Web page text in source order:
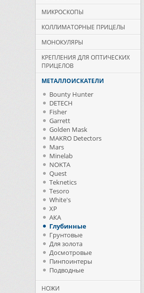
МИКРОСКОПЫ
КОЛЛИМАТОРНЫЕ ПРИЦЕЛЫ
МОНОКУЛЯРЫ
КРЕПЛЕНИЯ ДЛЯ ОПТИЧЕСКИХ
ПРИЦЕЛОВ
МЕТАЛЛОИСКАТЕЛИ
Bounty Hunter
DETECH
Fisher
Garrett
Golden Mask
MAKRO Detectors
Mars
Minelab
NOKTA
Quest
Teknetics
Tesoro
White's
XP
АКА
Глубинные
Грунтовые
Для золота
Досмотровые
Пинпоинтеры
Подводные
НОЖИ